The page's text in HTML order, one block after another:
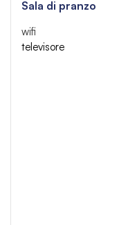
Sala di pranzo
wifi
televisore